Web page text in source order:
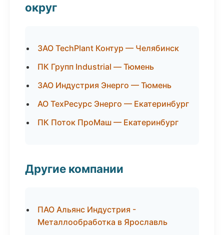
округ
ЗАО TechPlant Контур — Челябинск
ПК Групп Industrial — Тюмень
ЗАО Индустрия Энерго — Тюмень
АО ТехРесурс Энерго — Екатеринбург
ПК Поток ПроМаш — Екатеринбург
Другие компании
ПАО Альянс Индустрия -
Металлообработка в Ярославль